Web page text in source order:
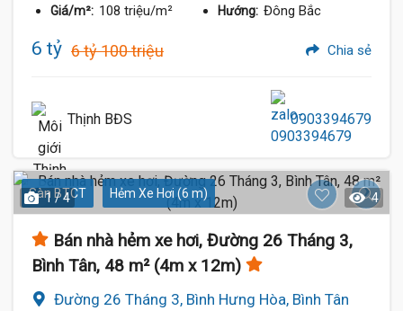
Giá/m²: 108 triệu/m² Hướng: Đông Bắc
6 tỷ 6 tỷ 100 triệu Chia sẻ
Thịnh BĐS 0903394679
Sàn BTCT Hẻm Xe Hơi (6 m)
1 / 4 4
Bán nhà hẻm xe hơi, Đường 26 Tháng 3,
Bình Tân, 48 m² (4m x 12m)
Đường 26 Tháng 3, Bình Hưng Hòa, Bình Tân